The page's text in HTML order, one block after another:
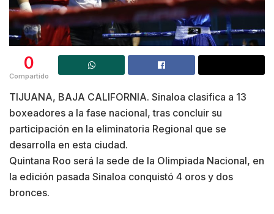
0
Compartido
TIJUANA, BAJA CALIFORNIA. Sinaloa clasifica a 13
boxeadores a la fase nacional, tras concluir su
participación en la eliminatoria Regional que se
desarrolla en esta ciudad.
Quintana Roo será la sede de la Olimpiada Nacional, en
la edición pasada Sinaloa conquistó 4 oros y dos
bronces.